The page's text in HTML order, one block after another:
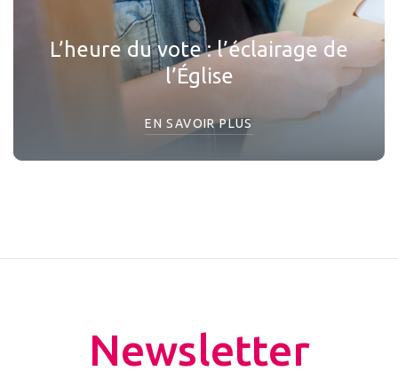
L’heure du vote : l’éclairage de
l’Église
EN SAVOIR PLUS
Newsletter